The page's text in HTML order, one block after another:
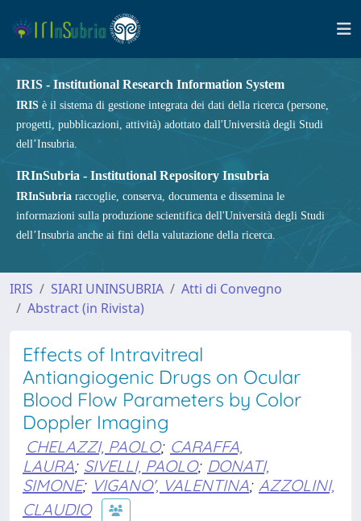
IRIS - Institutional Research Information System
IRIS è il sistema di gestione integrata dei dati della ricerca (persone,
progetti, pubblicazioni, attività) adottato dall'Università degli Studi
dell’Insubria.
IRInSubria - Institutional Repository Insubria
IRInSubria raccoglie, conserva, documenta e dissemina le
informazioni sulla produzione scientifica dell'Università degli Studi
dell’Insubria anche ai fini della valutazione della ricerca.
IRIS SIARI UNINSUBRIA
Atti di Convegno
Abstract (in Rivista)
Effects of Intravitreal
Antiangiogenic Drugs on Ocular
Blood Flow Parameters by Color
Doppler Imaging
CHELAZZI, PAOLO; CARAFFA,
LAURA; SIVELLI, PAOLO; DONATI,
SIMONE; VIGANO', VALENTINA; AZZOLINI,
CLAUDIO